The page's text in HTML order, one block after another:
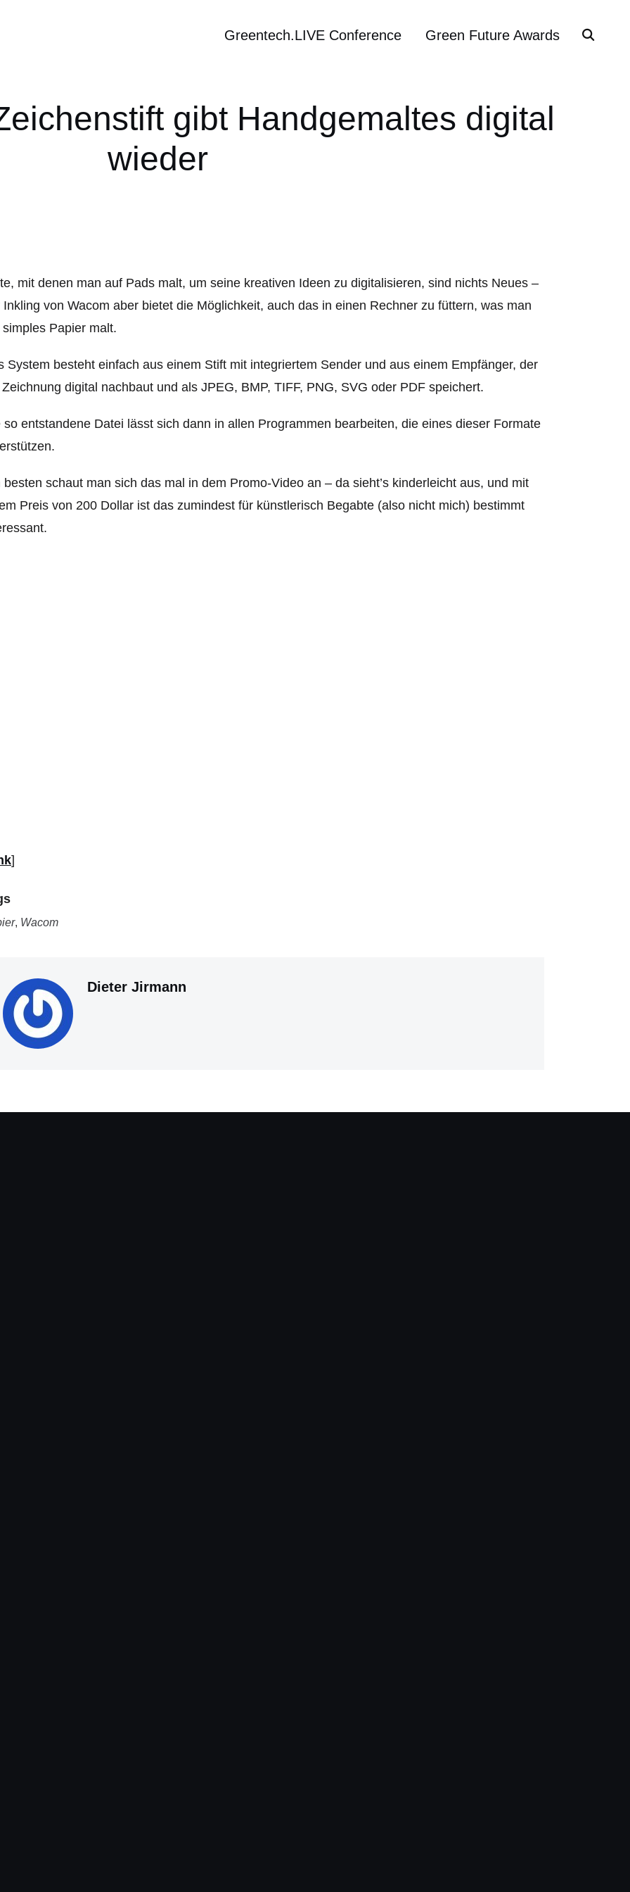
Greentech.LIVE Conference Green Future Awards
gibt Handgemaltes digital
wieder
mit denen man auf Pads malt, um seine kreativen Ideen zu digitalisieren, sind nichts Neues –
Inkling von Wacom aber bietet die Möglichkeit, auch das in einen Rechner zu füttern, was man
simples Papier malt.
System besteht einfach aus einem Stift mit integriertem Sender und aus einem Empfänger, der
digital nachbaut und als JPEG, BMP, TIFF, PNG, SVG oder PDF speichert.
so entstandene Datei lässt sich dann in allen Programmen bearbeiten, die eines dieser Formate
besten schaut man sich das mal in dem Promo-Video an – da sieht’s kinderleicht aus, und mit
Preis von 200 Dollar ist das zumindest für künstlerisch Begabte (also nicht mich) bestimmt
]
, Wacom
Dieter Jirmann